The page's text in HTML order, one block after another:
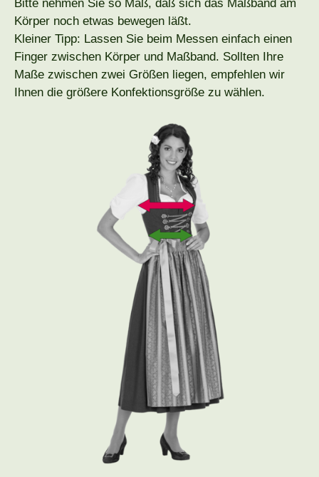
Bitte nehmen Sie so Maß, daß sich das Maßband am
Körper noch etwas bewegen läßt.
Kleiner Tipp: Lassen Sie beim Messen einfach einen
Finger zwischen Körper und Maßband. Sollten Ihre
Maße zwischen zwei Größen liegen, empfehlen wir
Ihnen die größere Konfektionsgröße zu wählen.